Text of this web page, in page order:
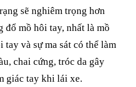
sẽ nghiêm trọng hơn
mồ hôi tay, nhất là mồ
và sự ma sát có thể làm
chai cứng, tróc da gây
giác tay khi lái xe.